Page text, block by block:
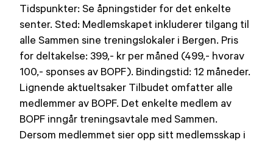
Tidspunkter: Se åpningstider for det enkelte
senter. Sted: Medlemskapet inkluderer tilgang til
alle Sammen sine treningslokaler i Bergen. Pris
for deltakelse: 399,- kr per måned (499,- hvorav
100,- sponses av BOPF). Bindingstid: 12 måneder.
Lignende aktueltsaker Tilbudet omfatter alle
medlemmer av BOPF. Det enkelte medlem av
BOPF inngår treningsavtale med Sammen.
Dersom medlemmet sier opp sitt medlemsskap i